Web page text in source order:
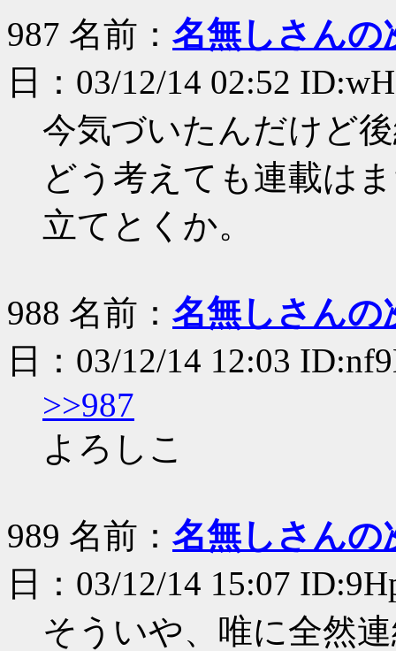
987 名前： 名無しさんの
日：03/12/14 02:52
今気づいたんだけど
どう考えても連載は
立てとくか。
988 名前： 名無しさんの
日：03/12/14 12:03
>>987
よろしこ
989 名前： 名無しさんの
日：03/12/14 15:07
そういや、唯に全然